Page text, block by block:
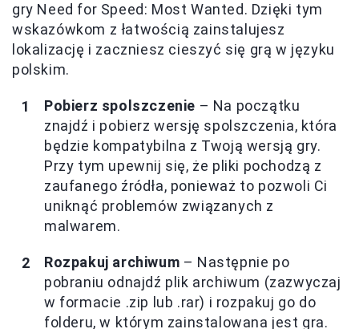
gry Need for Speed: Most Wanted. Dzięki tym
wskazówkom z łatwością zainstalujesz
lokalizację i zaczniesz cieszyć się grą w języku
polskim.
Pobierz spolszczenie – Na początku
znajdź i pobierz wersję spolszczenia, która
będzie kompatybilna z Twoją wersją gry.
Przy tym upewnij się, że pliki pochodzą z
zaufanego źródła, ponieważ to pozwoli Ci
uniknąć problemów związanych z
malwarem.
Rozpakuj archiwum – Następnie po
pobraniu odnajdź plik archiwum (zazwyczaj
w formacie .zip lub .rar) i rozpakuj go do
folderu, w którym zainstalowana jest gra.